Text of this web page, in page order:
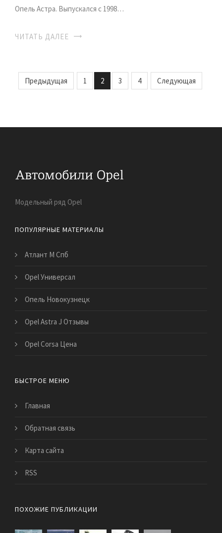
Опель Астра. Выпускался с 1998…
ЧИТАТЬ ДАЛЕЕ
Предыдущая 1 2 3 4 Следующая
Модельный ряд Opel
ПОПУЛЯРНЫЕ МАТЕРИАЛЫ
Атлант М Спб
Opel Универсал
Опель Новокузнецк
Opel Astra J Отзывы
Opel Corsa Цена
БЫСТРОЕ МЕНЮ
Главная
Обратная связь
Карта сайта
RSS
ПОХОЖИЕ ПУБЛИКАЦИИ